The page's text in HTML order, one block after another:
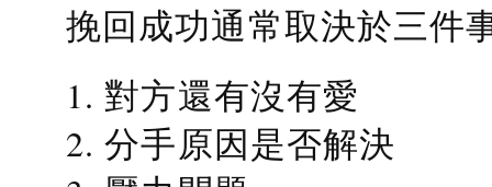
挽回成功通常取決於三件
1. 對方還有沒有愛
2. 分手原因是否解決